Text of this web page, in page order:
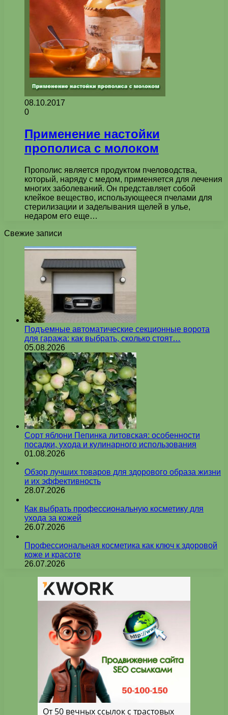
08.10.2017
0
Применение настойки
прополиса с молоком
Прополис является продуктом пчеловодства,
который, наряду с медом, применяется для лечения
многих заболеваний. Он представляет собой
клейкое вещество, использующееся пчелами для
стерилизации и заделывания щелей в улье,
недаром его еще…
Свежие записи
Подъемные автоматические секционные ворота
для гаража: как выбрать, сколько стоят…
05.08.2026
Сорт яблони Пепинка литовская: особенности
посадки, ухода и кулинарного использования
01.08.2026
Обзор лучших товаров для здорового образа жизни
и их эффективность
28.07.2026
Как выбрать профессиональную косметику для
ухода за кожей
26.07.2026
Профессиональная косметика как ключ к здоровой
коже и красоте
26.07.2026